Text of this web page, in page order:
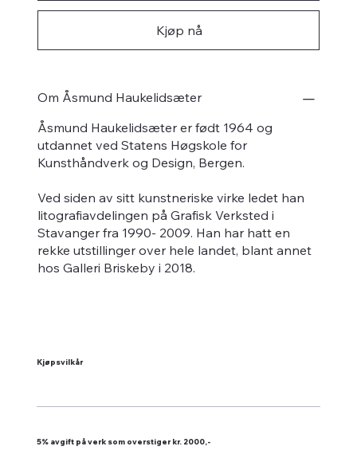
Kjøp nå
Om Åsmund Haukelidsæter
Åsmund Haukelidsæter er født 1964 og
utdannet ved Statens Høgskole for
Kunsthåndverk og Design, Bergen.
Ved siden av sitt kunstneriske virke ledet han
litografiavdelingen på Grafisk Verksted i
Stavanger fra 1990- 2009. Han har hatt en
rekke utstillinger over hele landet, blant annet
hos Galleri Briskeby i 2018.
Kjøpsvilkår
5% avgift på verk som overstiger kr. 2000,-